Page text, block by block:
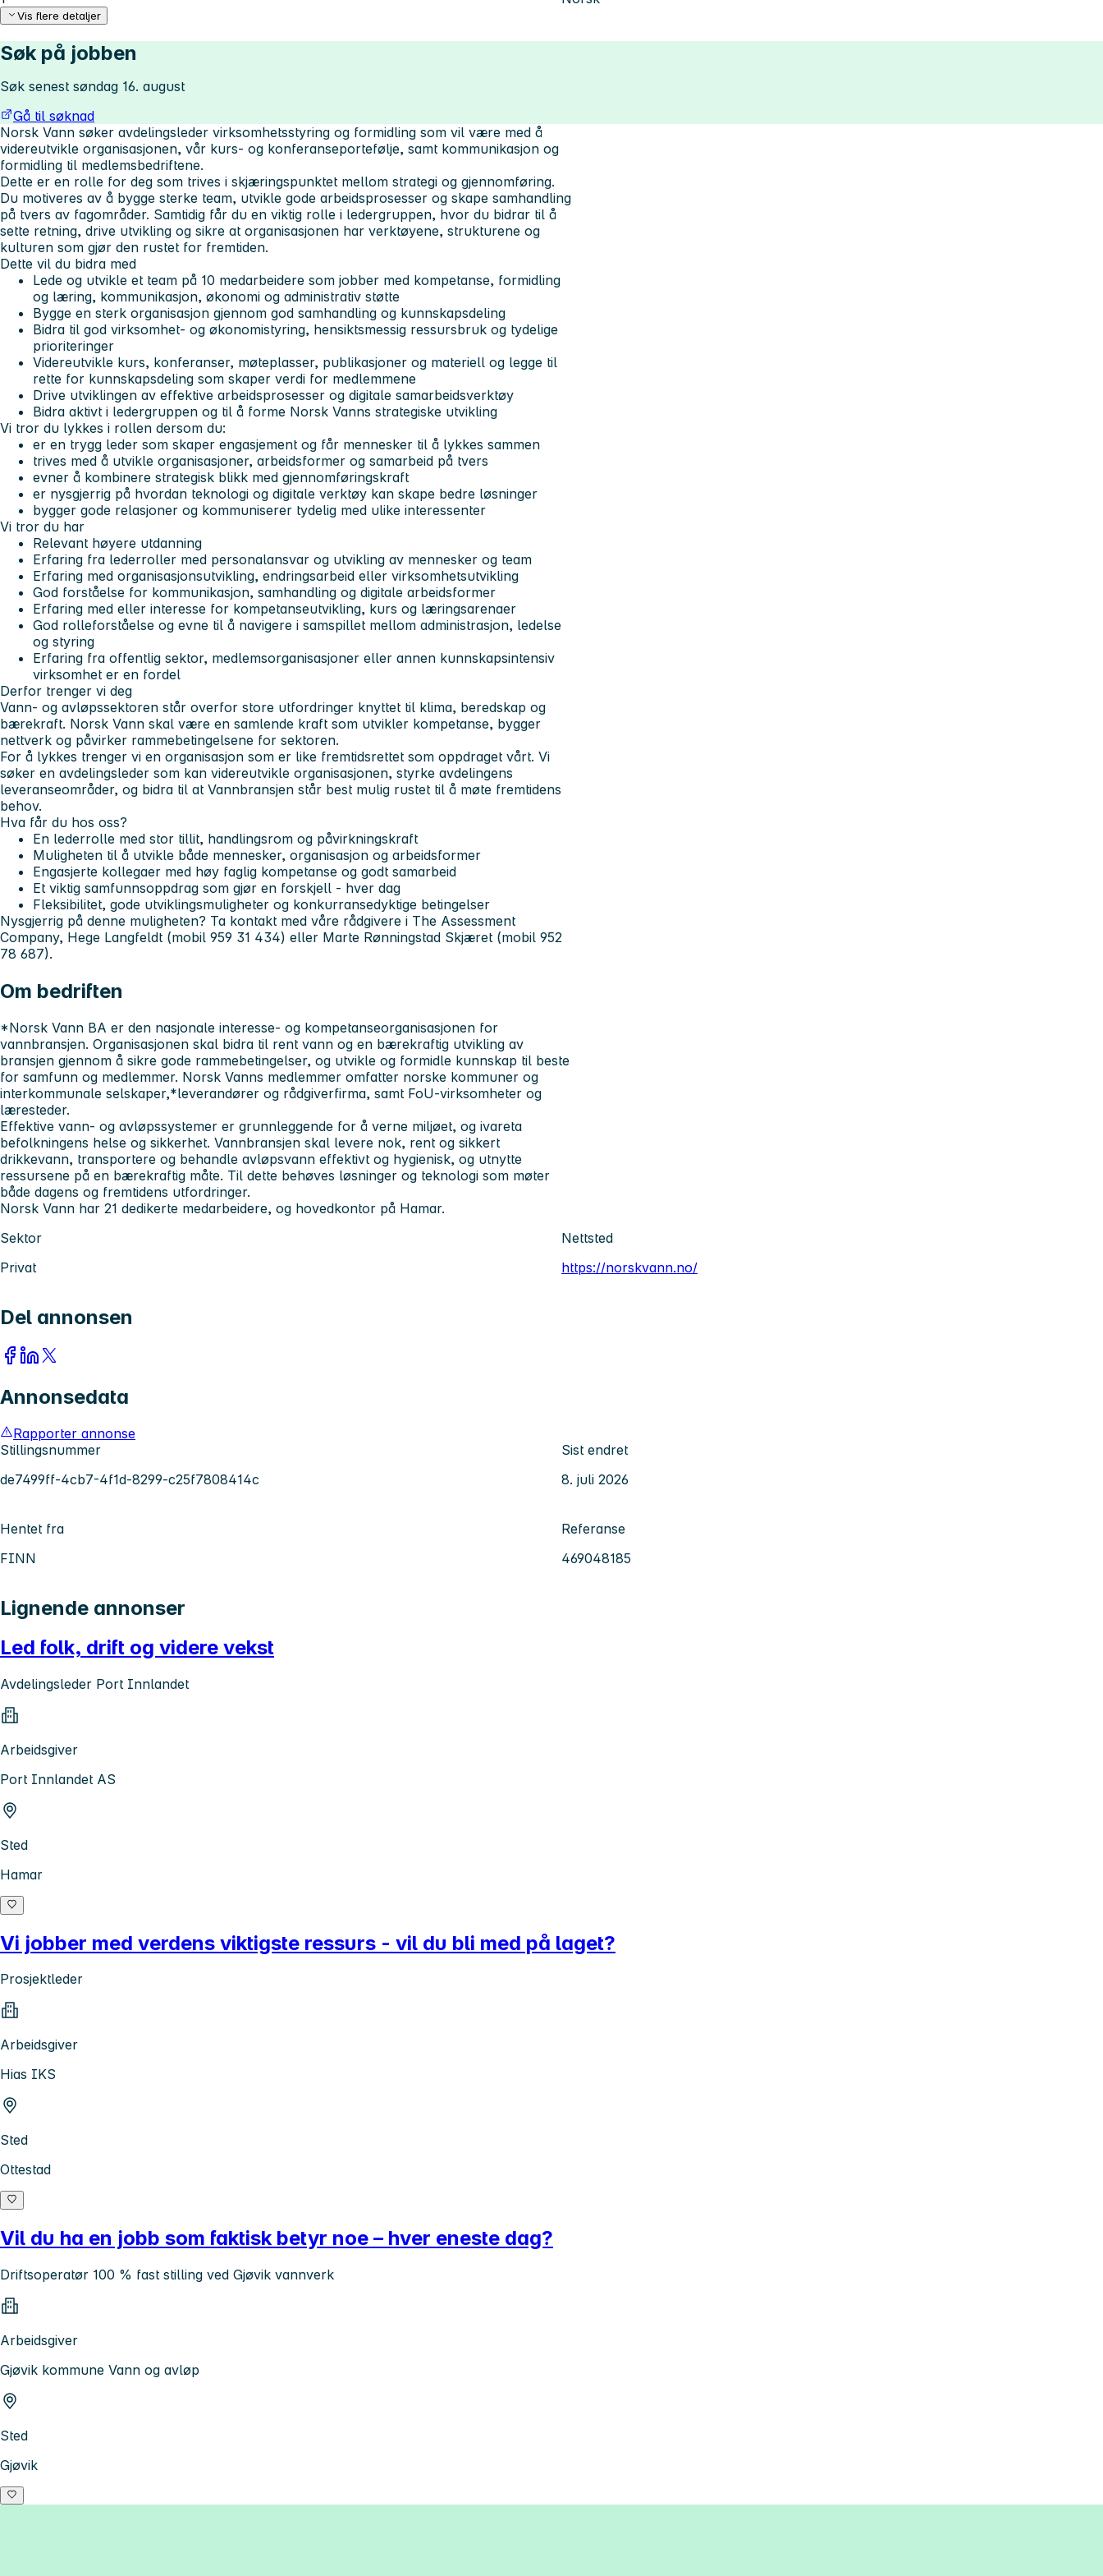
Vis flere detaljer
Søk på jobben
Søk senest søndag 16. august
Gå til søknad
Norsk Vann søker avdelingsleder virksomhetsstyring og formidling som vil være med å
videreutvikle organisasjonen, vår kurs- og konferanseportefølje, samt kommunikasjon og
formidling til medlemsbedriftene.
Dette er en rolle for deg som trives i skjæringspunktet mellom strategi og gjennomføring.
Du motiveres av å bygge sterke team, utvikle gode arbeidsprosesser og skape samhandling
på tvers av fagområder. Samtidig får du en viktig rolle i ledergruppen, hvor du bidrar til å
sette retning, drive utvikling og sikre at organisasjonen har verktøyene, strukturene og
kulturen som gjør den rustet for fremtiden.
Dette vil du bidra med
Lede og utvikle et team på 10 medarbeidere som jobber med kompetanse, formidling
og læring, kommunikasjon, økonomi og administrativ støtte
Bygge en sterk organisasjon gjennom god samhandling og kunnskapsdeling
Bidra til god virksomhet- og økonomistyring, hensiktsmessig ressursbruk og tydelige
prioriteringer
Videreutvikle kurs, konferanser, møteplasser, publikasjoner og materiell og legge til
rette for kunnskapsdeling som skaper verdi for medlemmene
Drive utviklingen av effektive arbeidsprosesser og digitale samarbeidsverktøy
Bidra aktivt i ledergruppen og til å forme Norsk Vanns strategiske utvikling
Vi tror du lykkes i rollen dersom du:
er en trygg leder som skaper engasjement og får mennesker til å lykkes sammen
trives med å utvikle organisasjoner, arbeidsformer og samarbeid på tvers
evner å kombinere strategisk blikk med gjennomføringskraft
er nysgjerrig på hvordan teknologi og digitale verktøy kan skape bedre løsninger
bygger gode relasjoner og kommuniserer tydelig med ulike interessenter
Vi tror du har
Relevant høyere utdanning
Erfaring fra lederroller med personalansvar og utvikling av mennesker og team
Erfaring med organisasjonsutvikling, endringsarbeid eller virksomhetsutvikling
God forståelse for kommunikasjon, samhandling og digitale arbeidsformer
Erfaring med eller interesse for kompetanseutvikling, kurs og læringsarenaer
God rolleforståelse og evne til å navigere i samspillet mellom administrasjon, ledelse
og styring
Erfaring fra offentlig sektor, medlemsorganisasjoner eller annen kunnskapsintensiv
virksomhet er en fordel
Derfor trenger vi deg
Vann- og avløpssektoren står overfor store utfordringer knyttet til klima, beredskap og
bærekraft. Norsk Vann skal være en samlende kraft som utvikler kompetanse, bygger
nettverk og påvirker rammebetingelsene for sektoren.
For å lykkes trenger vi en organisasjon som er like fremtidsrettet som oppdraget vårt. Vi
søker en avdelingsleder som kan videreutvikle organisasjonen, styrke avdelingens
leveranseområder, og bidra til at Vannbransjen står best mulig rustet til å møte fremtidens
behov.
Hva får du hos oss?
En lederrolle med stor tillit, handlingsrom og påvirkningskraft
Muligheten til å utvikle både mennesker, organisasjon og arbeidsformer
Engasjerte kollegaer med høy faglig kompetanse og godt samarbeid
Et viktig samfunnsoppdrag som gjør en forskjell - hver dag
Fleksibilitet, gode utviklingsmuligheter og konkurransedyktige betingelser
Nysgjerrig på denne muligheten? Ta kontakt med våre rådgivere i The Assessment
Company, Hege Langfeldt (mobil 959 31 434) eller Marte Rønningstad Skjæret (mobil 952
78 687).
Om bedriften
*Norsk Vann BA er den nasjonale interesse- og kompetanseorganisasjonen for
vannbransjen. Organisasjonen skal bidra til rent vann og en bærekraftig utvikling av
bransjen gjennom å sikre gode rammebetingelser, og utvikle og formidle kunnskap til beste
for samfunn og medlemmer. Norsk Vanns medlemmer omfatter norske kommuner og
interkommunale selskaper,*leverandører og rådgiverfirma, samt FoU-virksomheter og
læresteder.
Effektive vann- og avløpssystemer er grunnleggende for å verne miljøet, og ivareta
befolkningens helse og sikkerhet. Vannbransjen skal levere nok, rent og sikkert
drikkevann, transportere og behandle avløpsvann effektivt og hygienisk, og utnytte
ressursene på en bærekraftig måte. Til dette behøves løsninger og teknologi som møter
både dagens og fremtidens utfordringer.
Norsk Vann har 21 dedikerte medarbeidere, og hovedkontor på Hamar.
Sektor
Privat
Nettsted
https://norskvann.no/
Del annonsen
Annonsedata
Rapporter annonse
Stillingsnummer
de7499ff-4cb7-4f1d-8299-c25f7808414c
Sist endret
8. juli 2026
Hentet fra
FINN
Referanse
469048185
Lignende annonser
Led folk, drift og videre vekst
Avdelingsleder Port Innlandet
Arbeidsgiver
Port Innlandet AS
Sted
Hamar
Vi jobber med verdens viktigste ressurs - vil du bli med på laget?
Prosjektleder
Arbeidsgiver
Hias IKS
Sted
Ottestad
Vil du ha en jobb som faktisk betyr noe – hver eneste dag?
Driftsoperatør 100 % fast stilling ved Gjøvik vannverk
Arbeidsgiver
Gjøvik kommune Vann og avløp
Sted
Gjøvik